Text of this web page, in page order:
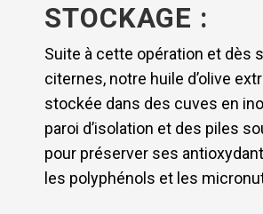
STOCKAGE :
Suite à cette opération et dès
citernes, notre huile d’olive
stockée dans des cuves en
paroi d’isolation et des piles
pour préserver ses
les polyphénols et les